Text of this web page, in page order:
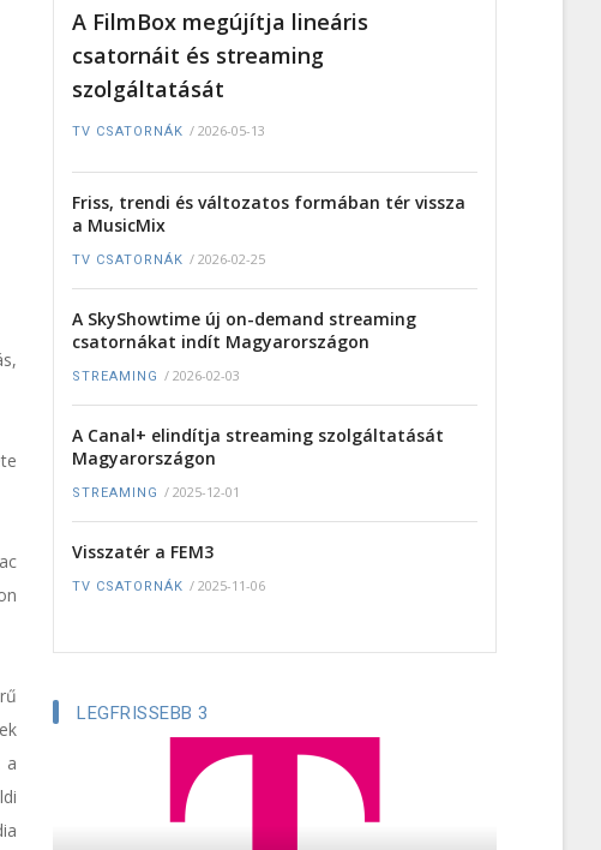
a
A FilmBox megújítja lineáris
csatornáit és streaming
szolgáltatását
TV CSATORNÁK / 2026-05-13
Friss, trendi és változatos formában tér vissza
a MusicMix
TV CSATORNÁK / 2026-02-25
A SkyShowtime új on-demand streaming
csatornákat indít Magyarországon
STREAMING / 2026-02-03
A Canal+ elindítja streaming szolgáltatását
Magyarországon
STREAMING / 2025-12-01
Visszatér a FEM3
TV CSATORNÁK / 2025-11-06
LEGFRISSEBB 3